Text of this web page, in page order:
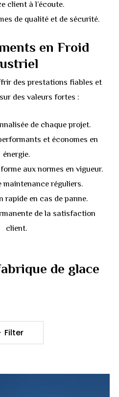
client à l’écoute.
de qualité et de sécurité.
en Froid
des prestations fiables et
des valeurs fortes :
de chaque projet.
et économes en
énergie.
aux normes en vigueur.
maintenance réguliers.
rapide en cas de panne.
de la satisfaction
client.
de glace
Filter